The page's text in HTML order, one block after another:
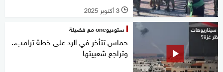
l 3 أكتوبر 2025
ستوديوone مع فضيلة
حماس تتأخر في الرد على خطة ترامب..
وتراجع شعبيتها